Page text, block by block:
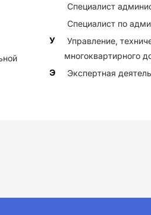
Специалист
Специалист по
У
Управление,
многоквартирного
Э
Экспертная